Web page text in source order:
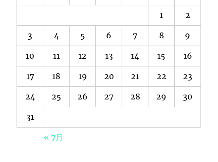
1 2
3 4 5 6 7 8 9
10 11 12 13 14 15 16
17 18 19 20 21 22 23
24 25 26 27 28 29 30
31
« 7月